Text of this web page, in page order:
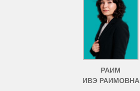
РАИМ
ИВЭ РАИМОВНА